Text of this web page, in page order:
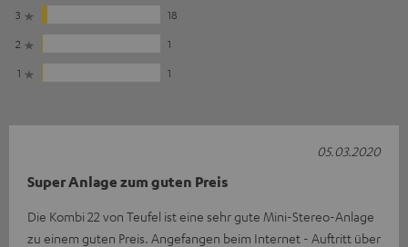
3
18
2
1
1
1
Super Anlage zum guten Preis
Die Kombi 22 von Teufel ist eine sehr gute Mini-Stereo-Anlage
zu einem guten Preis. Angefangen beim Internet - Auftritt über
05.03.2020